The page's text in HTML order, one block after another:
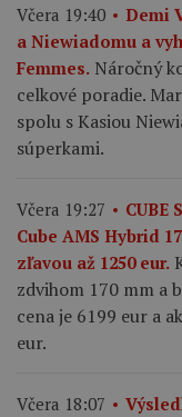
Včera 19:40
Demi
a Niewiadomu a
Femmes. Náročný
celkové poradie.
spolu s Kasiou
súperkami.
Včera 19:27
CUBE
Cube AMS Hybrid
zľavou až 1250 eur.
zdvihom 170 mm a
cena je 6199 eur a
eur.
Včera 18:07